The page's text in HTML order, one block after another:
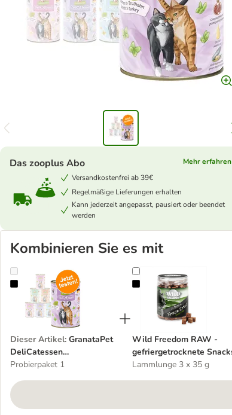
Das zooplus Abo
Mehr erfahren
Versandkostenfrei ab 39€
Regelmäßige Lieferungen erhalten
Kann jederzeit angepasst, pausiert oder beendet
werden
Kombinieren Sie es mit
GranataPet DeliCatessen Probierpakete 6 x 400 g
Dieser Artikel: GranataPet
DeliCatessen
Probierpakete 6 x 400 g
Probierpaket 1
Wild Freedom RAW -
Wild Freedom RAW -
gefriergetrocknete
Lammlunge 3 x 35 g